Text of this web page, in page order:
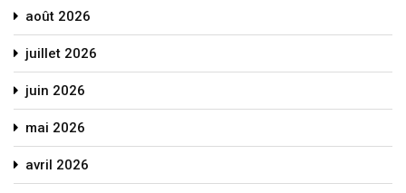
août 2026
juillet 2026
juin 2026
mai 2026
avril 2026